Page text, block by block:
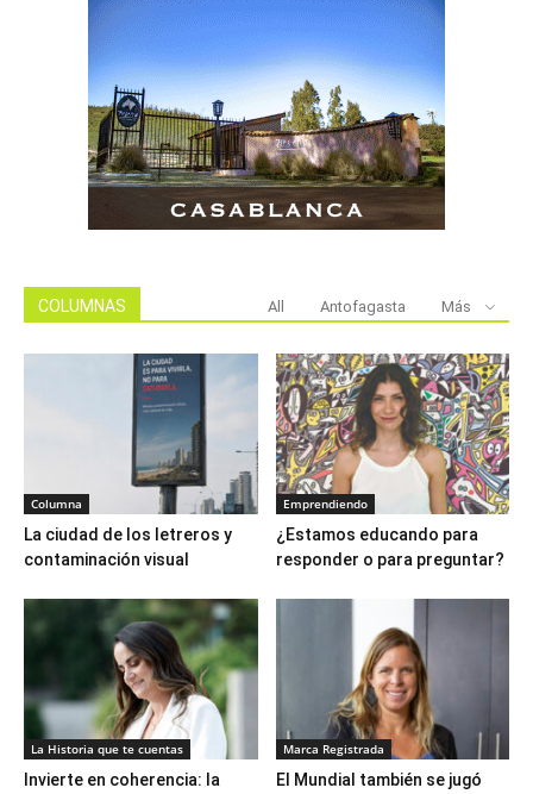
COLUMNAS All Antofagasta Más
Columna
La ciudad de los letreros y
contaminación visual
Emprendiendo
¿Estamos educando para
responder o para preguntar?
La Historia que te cuentas
Invierte en coherencia: la
Marca Registrada
El Mundial también se jugó